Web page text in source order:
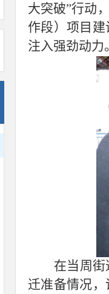
大突破”行动
作段）项目
注入强劲动力
在当周
迁准备情况